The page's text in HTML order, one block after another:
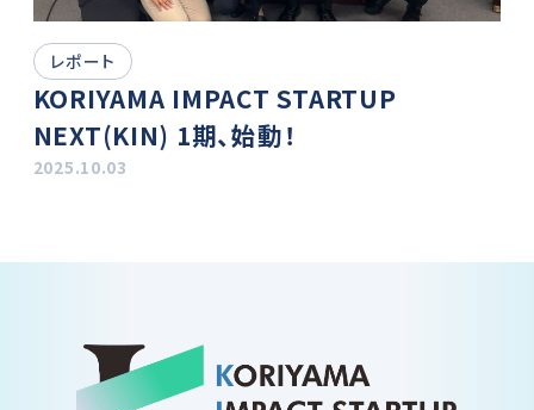
レポート
KORIYAMA IMPACT STARTUP
NEXT(KIN) 1期、始動！
2025.10.03